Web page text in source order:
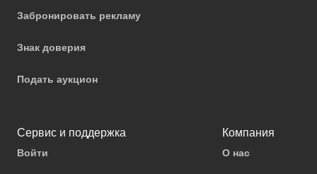
Забронировать рекламу
Знак доверия
Подать аукцион
Сервис и поддержка
Войти
Компания
О нас